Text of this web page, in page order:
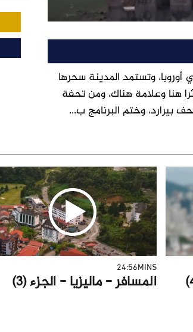
وتستمد المدينة سحرها
هنا وعلامة هناك، ومن تحفة
بيرارد، وختم البرنامج ب...
24:56MINS
المسافر - ماليزيا - الجزء (3)